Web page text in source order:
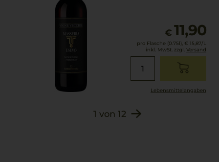
€ 11,90
pro Flasche (0.75l), € 15,87/L
inkl. MwSt. zzgl. Versand
Lebensmittel­angaben
1 von 12